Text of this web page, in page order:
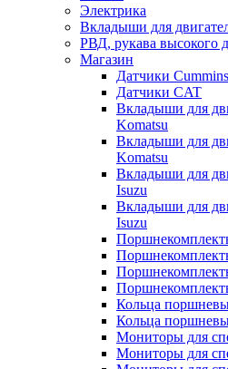
Электрика
Вкладыши для
РВД, рукава высокого
Магазин
Датчики Cummins
Датчики CAT
Вкладыши для
Komatsu
Вкладыши для
Komatsu
Вкладыши для
Isuzu
Вкладыши для
Isuzu
Кольца
Кольца
Мониторы для
Мониторы для